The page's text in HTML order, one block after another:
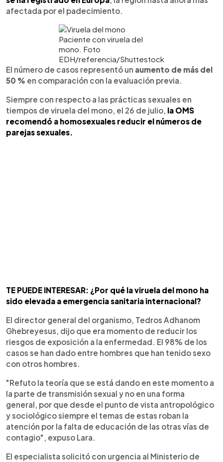
afectada por el padecimiento.
Paciente con viruela del
mono. Foto
EDH/referencia/Shuttestock
El número de casos representó un aumento de más del
50 % en comparación con la evaluación previa.
Siempre con respecto a las prácticas sexuales en
tiempos de viruela del mono, el 26 de julio, la OMS
recomendó a homosexuales reducir el números de
parejas sexuales.
TE PUEDE INTERESAR: ¿Por qué la viruela del mono ha
sido elevada a emergencia sanitaria internacional?
El director general del organismo, Tedros Adhanom
Ghebreyesus, dijo que era momento de reducir los
riesgos de exposición a la enfermedad. El 98% de los
casos se han dado entre hombres que han tenido sexo
con otros hombres.
"Refuto la teoría que se está dando en este momento a
la parte de transmisión sexual y no en una forma
general, por que desde el punto de vista antropológico
y sociológico siempre el temas de estas roban la
atención por la falta de educación de las otras vías de
contagio", expuso Lara.
El especialista solicitó con urgencia al Ministerio de